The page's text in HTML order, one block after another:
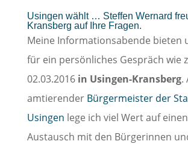
Usingen wählt … Steffen Wernard
Kransberg auf Ihre Fragen.
Meine Informationsabende bieten
für ein persönliches Gespräch wie
02.03.2016 in Usingen-Kransberg.
amtierender Bürgermeister der
Usingen lege ich viel Wert auf
Austausch mit den Bürgerinnen